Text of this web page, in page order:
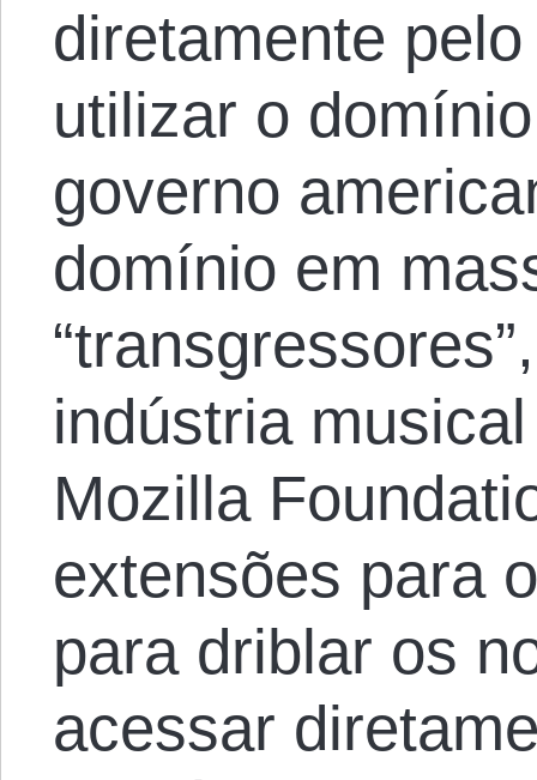
diretamente
utilizar o
governo
domínio em
indústria
Mozilla
extensões para
para driblar os
acessar